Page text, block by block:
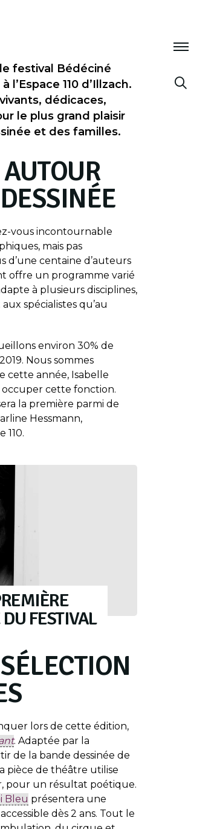
festival Bédéciné
110 d’Illzach.
dédicaces,
le plus grand plaisir
et des familles.
vous incontournable
mais pas
d’une centaine d’auteurs
offre un programme varié
à plusieurs disciplines,
spécialistes qu’au
environ 30% de
Nous sommes
cette année, Isabelle
occuper cette fonction.
la première parmi de
Hessmann,
110.
FESTIVAL
lors de cette édition,
. Adaptée par la
de la bande dessinée de
pièce de théâtre utilise
pour un résultat poétique.
Bleu présentera une
accessible dès 2 ans. Tout le